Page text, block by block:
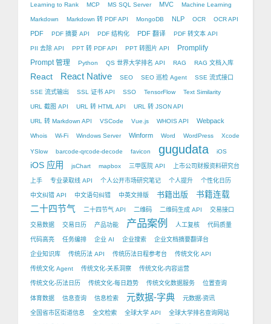
Learning to Rank MCP MS SQL Server MVC Machine Learning
Markdown Markdown 转 PDF API MongoDB NLP OCR OCR API
PDF PDF 摘要 API PDF 结构化 PDF 翻译 PDF 转文本 API
PII 去除 API PPT 转 PDF API PPT 转图片 API
Promplify
Prompt 管理
Python QS 世界大学排名 API RAG RAG 文档入库
React React Native SEO SEO 巡检 Agent SSE 流式接口
SSE 流式输出 SSL 证书 API SSO TensorFlow Text Similarity
URL 截图 API URL 转 HTML API URL 转 JSON API
URL 转 Markdown API VSCode Vue.js WHOIS API Webpack
Whois Wi-Fi Windows Server Winform Word WordPress Xcode
YSlow barcode-qrcode-decode favicon gugudata iOS
iOS 应用 jsChart mapbox 三甲医院 API 上市公司财报资料研究台
上手 专业录取线 API 个人公开市场研究笔记 个人提升 个性化日历
中文纠错 API 中文语句纠错 中英文排版 书籍出版 书籍连载
二十四节气 二十四节气 API 二维码 二维码生成 API 交易接口
交易数据 交易日历 产品功能 产品案例 人工复核 代码质量
代码高亮 任务编排 企业 AI 企业搜索 企业文档摘要翻译台
企业知识库 传统历法 API 传统历法日程参考台 传统文化 API
传统文化 Agent 传统文化-关系洞察 传统文化-内容运营
传统文化-历法日历 传统文化-每日趋势 传统文化数据服务 位置查询
体育数据 信息查询 信息检索 元数据-字典 元数据-资讯
全国省市区街道信息 全文检索 全球大学 API 全球大学排名查询网站